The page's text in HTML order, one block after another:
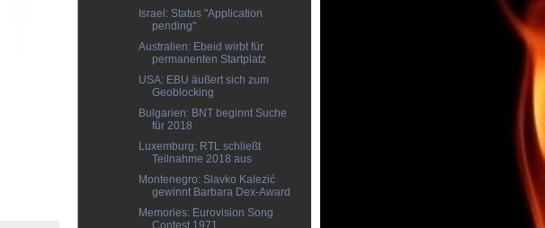
Israel: Status "Application
pending"
Australien: Ebeid wirbt für
permanenten Startplatz
USA: EBU äußert sich zum
Geoblocking
Bulgarien: BNT beginnt Suche
für 2018
Luxemburg: RTL schließt
Teilnahme 2018 aus
Montenegro: Slavko Kalezić
gewinnt Barbara Dex-Award
Memories: Eurovision Song
Contest 1971